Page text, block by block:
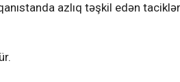
azlıq təşkil edən